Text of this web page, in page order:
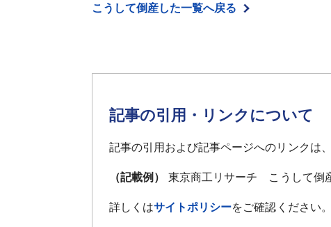
こうして倒産した一覧へ戻る
記事の引用・リンクについて
記事の引用および記事ページへのリンクは
（記載例） 東京商工リサーチ こうして倒
詳しくはサイトポリシーをご確認ください。